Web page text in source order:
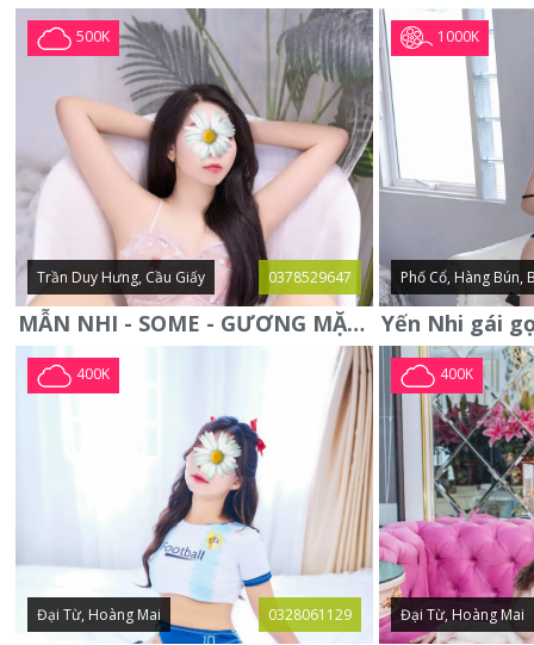
500K
Trần Duy Hưng, Cầu Giấy 0378529647
MẪN NHI - SOME - GƯƠNG MẶT XINH XẮN -CỰC CHIỀU KHÁCH
1000K
Phố Cổ, Hàng Bún,
400K
Đại Từ, Hoàng Mai 0328061129
400K
Đại Từ, Hoàng Mai